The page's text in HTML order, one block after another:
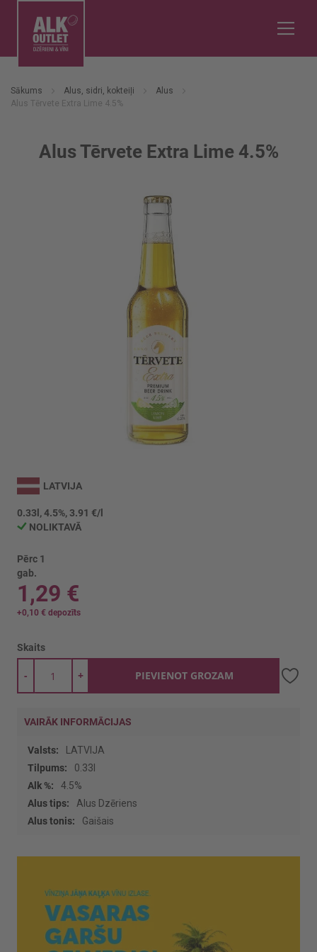
Sākums Alus, sidri, kokteiļi
Alus
Alus Tērvete Extra Lime 4.5%
Alus Tērvete Extra Lime 4.5%
uz
galerijas
sākumu
LATVIJA
0.33l, 4.5%, 3.91 €/l
NOLIKTAVĀ
Pērc 1
gab.
1,29 €
+0,10 € depozīts
Skaits
+
- PIEVIENOT GROZAM
VAIRĀK INFORMĀCIJAS
Vairāk
informācijas
LATVIJA
0.33l
4.5%
Alus Dzēriens
Gaišais